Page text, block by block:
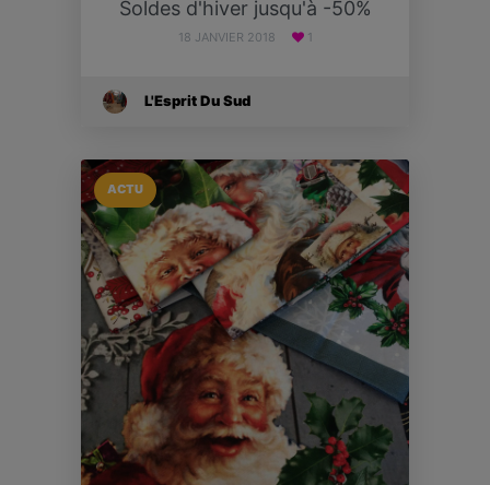
Soldes d'hiver jusqu'à -50%
18 JANVIER 2018 1
L'Esprit Du Sud
ACTU